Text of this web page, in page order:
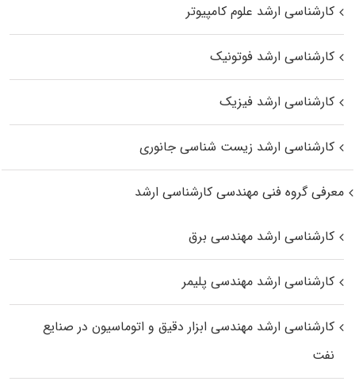
کارشناسی ارشد علوم کامپیوتر
کارشناسی ارشد فوتونیک
کارشناسی ارشد فیزیک
کارشناسی ارشد زیست‌ شناسی جانوری
معرفی گروه فنی مهندسی کارشناسی ارشد
کارشناسی ارشد مهندسی برق
کارشناسی ارشد مهندسی پلیمر
کارشناسی ارشد مهندسی ابزار دقیق و اتوماسیون در صنایع
نفت